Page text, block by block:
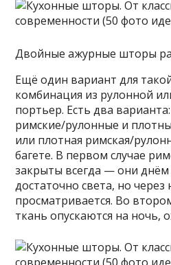
Двойные ажурные шторы
Ещё один вариант для
комбинация из рулонной
портьер. Есть два
римские/рулонные и
или плотная римская/
багете. В первом случае
закрыты всегда — они
достаточно света, но
просматривается. Во
ткань опускаются на ночь,